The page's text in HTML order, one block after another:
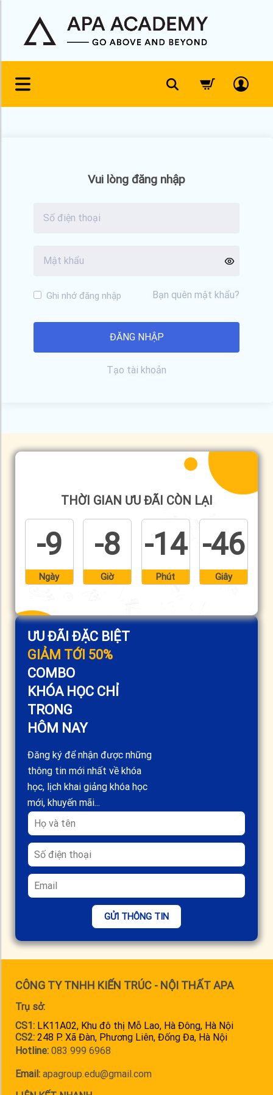
content
Vui lòng đăng nhập
Ghi nhớ đăng nhập Bạn quên mật khẩu?
Tạo tài khoản
ƯU ĐÃI ĐẶC BIỆT
GIẢM TỚI 50%
COMBO
KHÓA HỌC CHỈ
TRONG
HÔM NAY
Đăng ký để nhận được những
thông tin mới nhất về khóa
học, lịch khai giảng khóa học
mới, khuyến mãi...
GỬI THÔNG TIN
THỜI GIAN ƯU ĐÃI CÒN LẠI
-9
Ngày
-8
Giờ
-14
Phút
-46
Giây
CÔNG TY TNHH KIẾN TRÚC - NỘI THẤT APA
Trụ sở:
CS1: LK11A02, Khu đô thị Mỗ Lao, Hà Đông, Hà Nội
CS2: 248 P. Xã Đàn, Phương Liên, Đống Đa, Hà Nội
Hotline: 083 999 6968
Email: apagroup.edu@gmail.com